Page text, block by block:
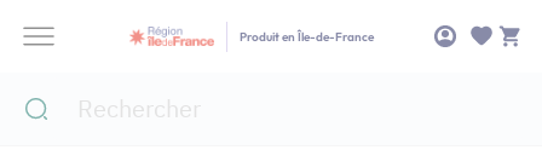
Produit en Île-de-France